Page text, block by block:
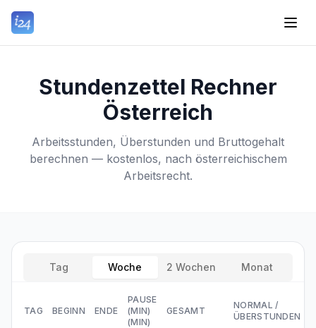
Stundenzettel Rechner
Österreich
Arbeitsstunden, Überstunden und Bruttogehalt
berechnen — kostenlos, nach österreichischem
Arbeitsrecht.
Tag Woche 2 Wochen Monat
TAG BEGINN ENDE
PAUSE
(MIN)
(MIN)
GESAMT
NORMAL /
ÜBERSTUNDEN